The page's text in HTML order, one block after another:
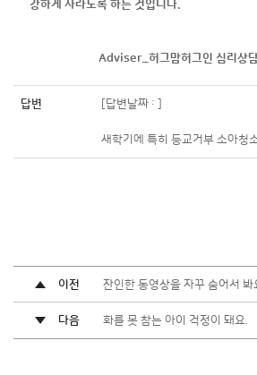
강하게 자라도록 하는 것입니다.
Adviser_허그맘허그인 심리상
답변 [답변날짜 : ]
새학기에 특히 등교거부 소아청
이전 잔인한 동영상을 자꾸 숨어서
다음 화를 못 참는 아이 걱정이 돼요.